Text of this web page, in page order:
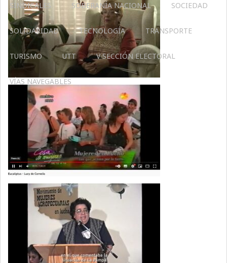
SINDICALES SOBERANÍA NACIONAL SOCIEDAD
SOLIDARIDAD TECNOLOGÍA TRANSPORTE
TURISMO UTT V SECCIÓN ELECTORAL
VÍAS NAVEGABLES